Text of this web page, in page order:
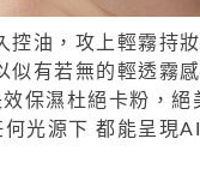
控油，攻上輕霧持
有若無的輕透霧感
保濕杜絕卡粉，絕
光源下 都能呈現